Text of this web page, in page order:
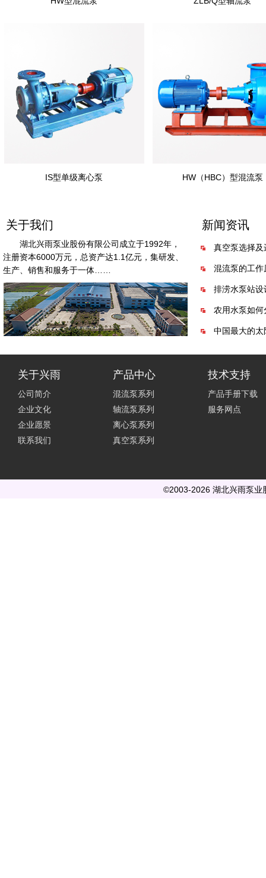
IS型单级离心泵 HW（HBC）型混流泵
关于我们
湖北兴雨泵业股份有限公司成立于1992年，
注册资本6000万元，总资产达1.1亿元，集研发、
生产、销售和服务于一体……
新闻资讯
真空泵选择
混流泵的工作
排涝水泵站设
农用水泵如
中国最大的
关于兴雨
公司简介
企业文化
企业愿景
联系我们
产品中心
混流泵系列
轴流泵系列
离心泵系列
真空泵系列
技术支持
产品手册下载
服务网点
©2003-2026 湖北兴雨泵